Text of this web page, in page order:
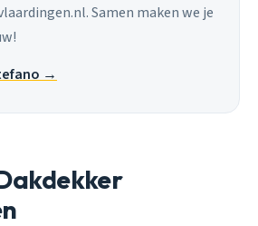
Samen maken we je
→